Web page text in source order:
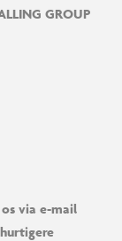
GROUP
via e-mail